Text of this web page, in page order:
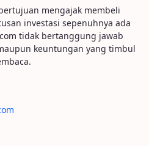
mengajak membeli
investasi sepenuhnya ada
tidak bertanggung jawab
keuntungan yang timbul